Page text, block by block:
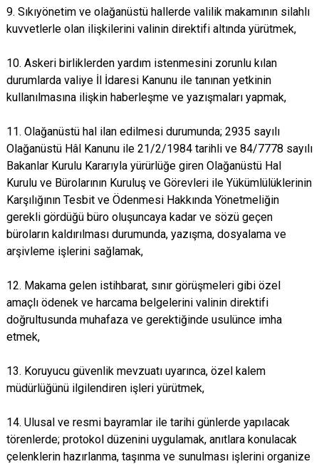
9. Sıkıyönetim ve olağanüstü hallerde valilik makamının silahlı
kuvvetlerle olan ilişkilerini valinin direktifi altında yürütmek,
10. Askeri birliklerden yardım istenmesini zorunlu kılan
durumlarda valiye İl İdaresi Kanunu ile tanınan yetkinin
kullanılmasına ilişkin haberleşme ve yazışmaları yapmak,
11. Olağanüstü hal ilan edilmesi durumunda; 2935 sayılı
Olağanüstü Hâl Kanunu ile 21/2/1984 tarihli ve 84/7778 sayılı
Bakanlar Kurulu Kararıyla yürürlüğe giren Olağanüstü Hal
Kurulu ve Bürolarının Kuruluş ve Görevleri ile Yükümlülüklerinin
Karşılığının Tesbit ve Ödenmesi Hakkında Yönetmeliğin
gerekli gördüğü büro oluşuncaya kadar ve sözü geçen
büroların kaldırılması durumunda, yazışma, dosyalama ve
arşivleme işlerini sağlamak,
12. Makama gelen istihbarat, sınır görüşmeleri gibi özel
amaçlı ödenek ve harcama belgelerini valinin direktifi
doğrultusunda muhafaza ve gerektiğinde usulünce imha
etmek,
13. Koruyucu güvenlik mevzuatı uyarınca, özel kalem
müdürlüğünü ilgilendiren işleri yürütmek,
14. Ulusal ve resmi bayramlar ile tarihi günlerde yapılacak
törenlerde; protokol düzenini uygulamak, anıtlara konulacak
çelenklerin hazırlanma, taşınma ve sunulması işlerini organize